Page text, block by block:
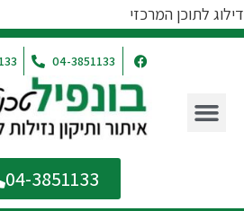
דילוג לתוכן המרכזי
04-3851133
04-3851133